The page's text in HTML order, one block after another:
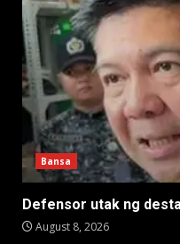
Bansa
Defensor utak ng
August 8, 2026